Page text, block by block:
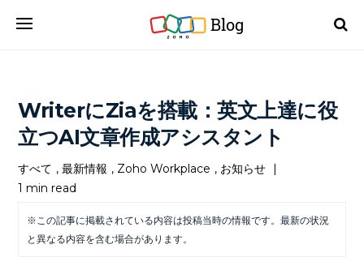
Blog
WriterにZiaを搭載：英文上達に役
立つAI文章作成アシスタント
すべて ,最新情報 , Zoho Workplace , お知らせ |
1 min read
※この記事に掲載されている内容は投稿当時の情報です。最新の状況
と異なる内容を含む場合があります。